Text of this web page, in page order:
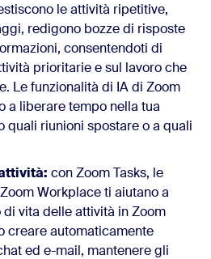
le attività ripetitive,
redigono bozze di risposte
consentendoti di
prioritarie e sul lavoro che
Le funzionalità di IA di Zoom
a liberare tempo nella tua
quali riunioni spostare o a quali
con Zoom Tasks, le
Workplace ti aiutano a
vita delle attività in Zoom
creare automaticamente
ed e-mail, mantenere gli